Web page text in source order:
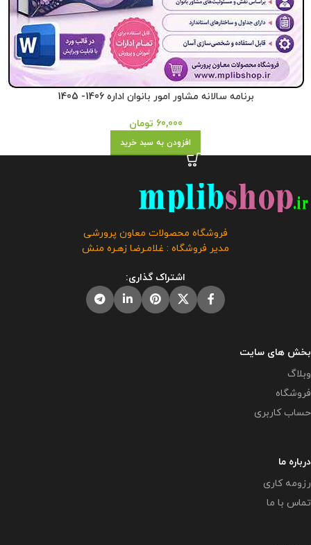
برنامه سالانه مشاور امور بانوان اداره 1406- 1405
60,000 تومان
افزودن به سبد خرید
فروشگاه محصولات معاون پرورشی
مدیر فروشگاه : غلامـرضا زهـره منش
اشتراک گذاری:
بخش های سایت
وبلاگ
فروشگاه
حساب کاربری
درباره ما
رزومه کاری
تماس با ما